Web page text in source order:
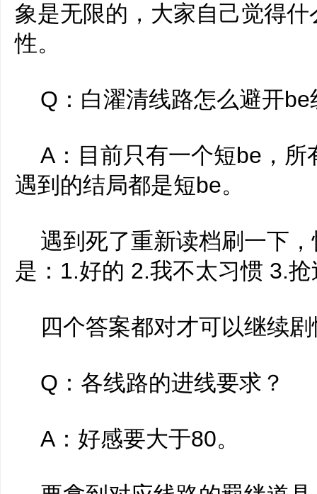
象是无限的，大家自己觉得
性。
Q：白濯清线路怎么避开be
A：目前只有一个短be，所
遇到的结局都是短be。
遇到死了重新读档刷一下，
是：1.好的 2.我不太习惯 3.
四个答案都对才可以继续剧
Q：各线路的进线要求？
A：好感要大于80。